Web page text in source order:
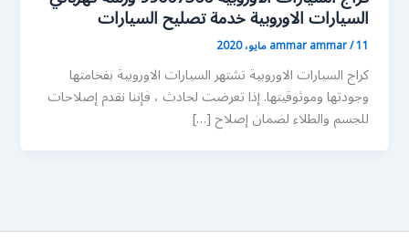
السيارات الاوروبية خدمة تصليح السيارات
ammar ammar/11 مايو، 2020
كراج السيارات الاوروبية تشتهر السيارات الاوروبية بفخامتها
وجودتها وموثوقيتها. إذا تعرضت لحادث ، فإننا نقدم إصلاحات
للجسم والطلاء لضمان إصلاح […]